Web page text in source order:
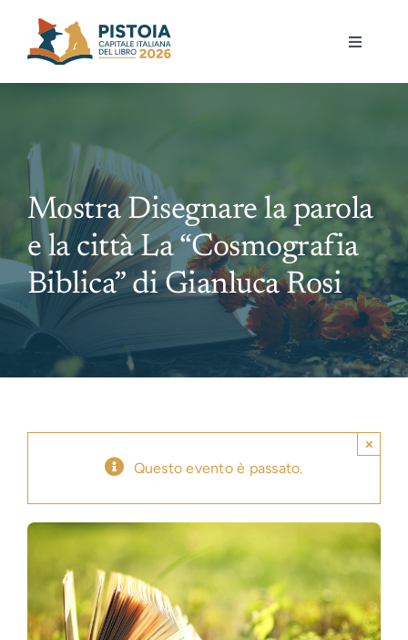
content
Toggle
Eventi
Mostre
Governance
Partecipa
Mostra Disegnare la parola
e la città La “Cosmografia
Biblica” di Gianluca Rosi
Questo evento è passato.
×